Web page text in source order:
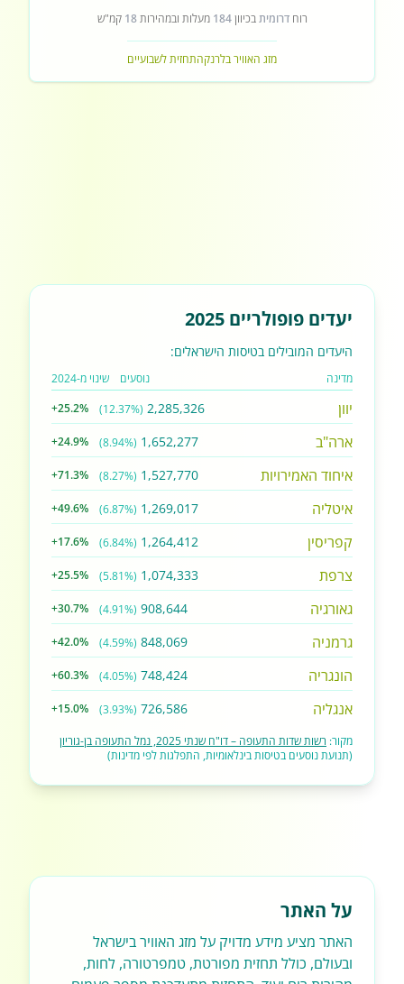
רוחדרומיתבכיוון184 מעלות ובמהירות18 קמ"ש
מזג האוויר בלרנקהתחזית לשבועיים
יעדים פופולריים 2025
היעדים המובילים בטיסות הישראלים:
מדינה נוסעים שינוי מ-2024
יוון 2,285,326
(12.37%)
+25.2%
ארה"ב 1,652,277
(8.94%)
+24.9%
איחוד האמירויות 1,527,770
(8.27%)
+71.3%
איטליה 1,269,017
(6.87%)
+49.6%
קפריסין 1,264,412
(6.84%)
+17.6%
צרפת 1,074,333
(5.81%)
+25.5%
גאורגיה 908,644
(4.91%)
+30.7%
גרמניה 848,069
(4.59%)
+42.0%
הונגריה 748,424
(4.05%)
+60.3%
אנגליה 726,586
(3.93%)
+15.0%
מקור: רשות שדות התעופה – דו"ח שנתי 2025, נמל התעופה בן-גוריון
(תנועת נוסעים בטיסות בינלאומיות, התפלגות לפי מדינות)
על האתר
האתר מציע מידע מדויק על מזג האוויר בישראל
ובעולם, כולל תחזית מפורטת, טמפרטורה, לחות,